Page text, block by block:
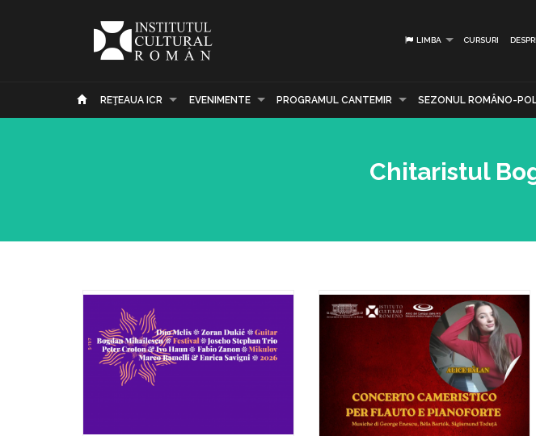
LIMBA CURSURI
REŢEAUA ICR EVENIMENTE PROGRAMUL CANTEMIR SEZONUL ROMÂNO-
Chitaristul